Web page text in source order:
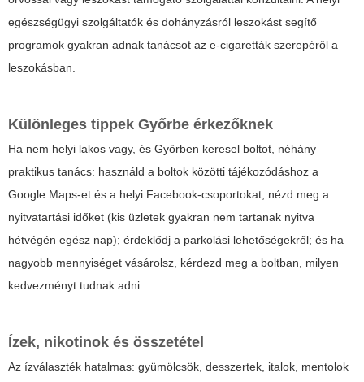
egészségügyi szolgáltatók és dohányzásról leszokást segítő
programok gyakran adnak tanácsot az e-cigaretták szerepéről a
leszokásban.
Különleges tippek Győrbe érkezőknek
Ha nem helyi lakos vagy, és Győrben keresel boltot, néhány
praktikus tanács: használd a boltok közötti tájékozódáshoz a
Google Maps-et és a helyi Facebook-csoportokat; nézd meg a
nyitvatartási időket (kis üzletek gyakran nem tartanak nyitva
hétvégén egész nap); érdeklődj a parkolási lehetőségekről; és ha
nagyobb mennyiséget vásárolsz, kérdezd meg a boltban, milyen
kedvezményt tudnak adni.
Ízek, nikotinok és összetétel
Az ízválaszték hatalmas: gyümölcsök, desszertek, italok, mentolok